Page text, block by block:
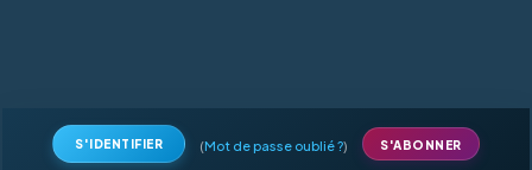
S'IDENTIFIER (Mot de passe oublié ?) S'ABONNER